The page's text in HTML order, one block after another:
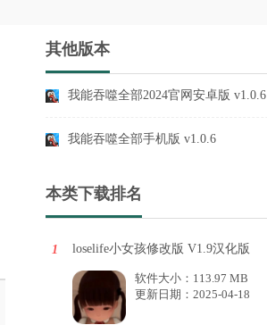
其他版本
我能吞噬全部2024官网安卓版 v1.0.6
我能吞噬全部手机版 v1.0.6
本类下载排名
1 loselife小女孩修改版 V1.9汉化版
软件大小：113.97 MB
更新日期：2025-04-18